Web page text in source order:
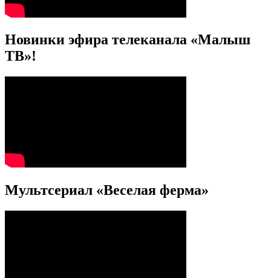
Новинки эфира телеканала «Малыш
ТВ»!
Мультсериал «Веселая ферма»